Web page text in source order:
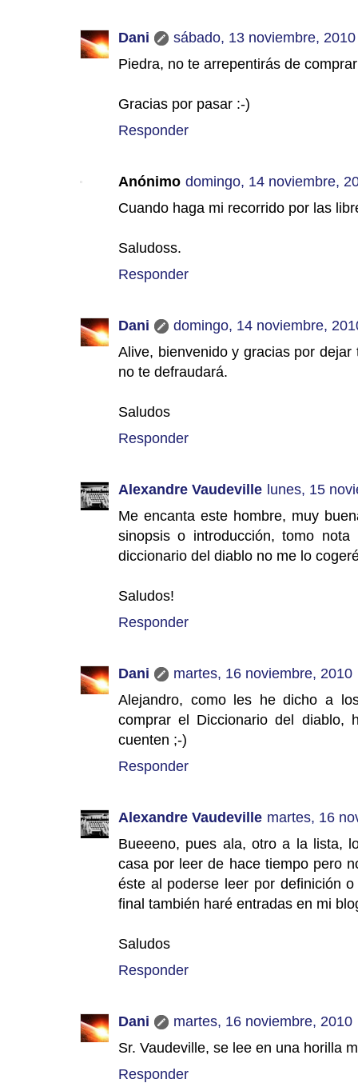
Dani
sábado, 13 noviembre, 2010
Piedra, no te arrepentirás de
Gracias por pasar :-)
Responder
Anónimo domingo, 14 noviembre,
Cuando haga mi recorrido por las
Saludoss.
Responder
Dani
domingo, 14 noviembre,
Alive, bienvenido y gracias por
no te defraudará.
Saludos
Responder
Alexandre Vaudeville lunes, 15
Me encanta este hombre, muy
sinopsis o introducción, tomo
diccionario del diablo no me lo
Saludos!
Responder
Dani
martes, 16 noviembre, 2010
Alejandro, como les he dicho a
comprar el Diccionario del
cuenten ;-)
Responder
Alexandre Vaudeville martes, 16
Bueeeno, pues ala, otro a la lista,
casa por leer de hace tiempo pero
éste al poderse leer por definición
final también haré entradas en mi
Saludos
Responder
Dani
martes, 16 noviembre, 2010
Sr. Vaudeville, se lee en una horilla
Responder